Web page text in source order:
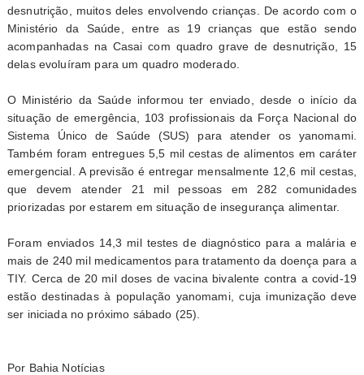
desnutrição, muitos deles envolvendo crianças. De acordo com o
Ministério da Saúde, entre as 19 crianças que estão sendo
acompanhadas na Casai com quadro grave de desnutrição, 15
delas evoluíram para um quadro moderado.
O Ministério da Saúde informou ter enviado, desde o início da
situação de emergência, 103 profissionais da Força Nacional do
Sistema Único de Saúde (SUS) para atender os yanomami.
Também foram entregues 5,5 mil cestas de alimentos em caráter
emergencial. A previsão é entregar mensalmente 12,6 mil cestas,
que devem atender 21 mil pessoas em 282 comunidades
priorizadas por estarem em situação de insegurança alimentar.
Foram enviados 14,3 mil testes de diagnóstico para a malária e
mais de 240 mil medicamentos para tratamento da doença para a
TIY. Cerca de 20 mil doses de vacina bivalente contra a covid-19
estão destinadas à população yanomami, cuja imunização deve
ser iniciada no próximo sábado (25).
Por Bahia Notícias